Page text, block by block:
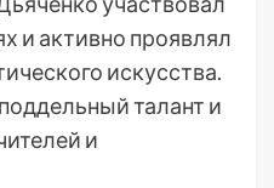
и активно проявлял
искусства.
талант и
и